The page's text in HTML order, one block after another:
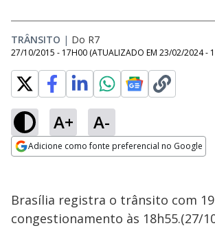
TRÂNSITO | Do R7
27/10/2015 - 17H00 (ATUALIZADO EM 23/02/2024 -
A+ A-
Adicione como fonte preferencial no Google
Brasília registra o trânsito com
congestionamento às 18h55.(27/